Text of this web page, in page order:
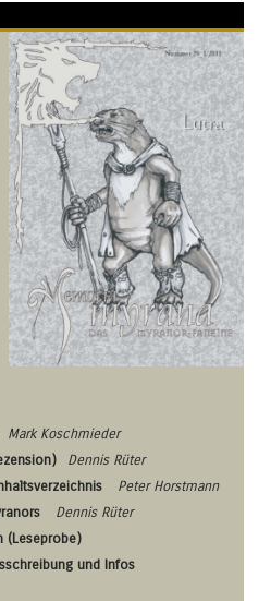
Mark Koschmieder
Dennis Rüter
Peter Horstmann
Dennis Rüter
(Leseprobe)
und Infos